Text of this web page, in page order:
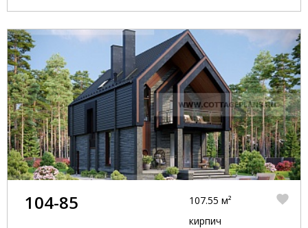
104-85
107.55 м²
кирпич